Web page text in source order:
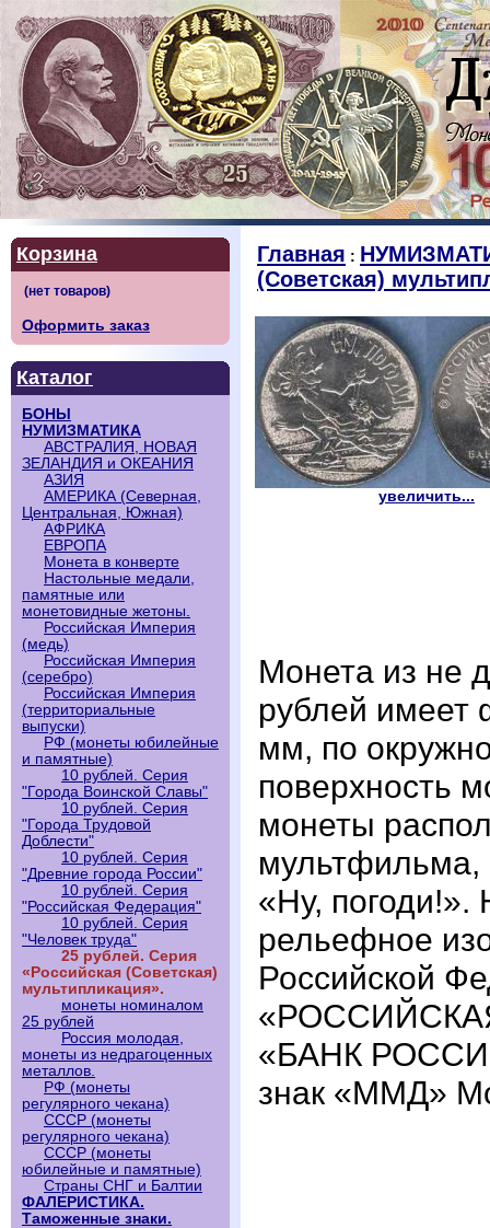
Корзина
Оформить заказ
Каталог
БОНЫ
НУМИЗМАТИКА
АВСТРАЛИЯ, НОВАЯ
ЗЕЛАНДИЯ и ОКЕАНИЯ
АЗИЯ
АМЕРИКА (Северная,
Центральная, Южная)
АФРИКА
ЕВРОПА
Монета в конверте
Настольные медали,
памятные или
монетовидные жетоны.
Российская Империя
(медь)
Российская Империя
(серебро)
Российская Империя
(территориальные
выпуски)
РФ (монеты юбилейные
и памятные)
10 рублей. Серия
"Города Воинской Славы"
10 рублей. Серия
"Города Трудовой
Доблести"
10 рублей. Серия
"Древние города России"
10 рублей. Серия
"Российская Федерация"
10 рублей. Серия
"Человек труда"
25 рублей. Серия
«Российская (Советская)
мультипликация».
монеты номиналом
25 рублей
Россия молодая,
монеты из недрагоценных
металлов.
РФ (монеты
регулярного чекана)
СССР (монеты
регулярного чекана)
СССР (монеты
юбилейные и памятные)
Страны СНГ и Балтии
ФАЛЕРИСТИКА.
Таможенные знаки.
Главная :
(Советская)
увеличить...
Монета из не
рублей имеет
мм, по
поверхность
монеты
мультфильма,
«Ну, погоди!».
рельефное
Российской
«БАНК
знак «ММД»